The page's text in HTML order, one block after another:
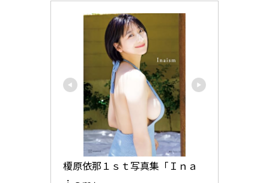
榎原依那１ｓｔ写真集「Ｉｎａ